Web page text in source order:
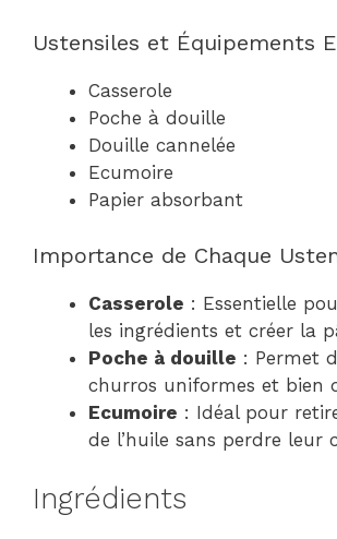
Ustensiles et Équipements
Casserole
Poche à douille
Douille cannelée
Ecumoire
Papier absorbant
Importance de Chaque
Casserole : Essentielle
les ingrédients et créer la
Poche à douille : Permet
churros uniformes et bien
Ecumoire : Idéal pour
de l’huile sans perdre leur
Ingrédients